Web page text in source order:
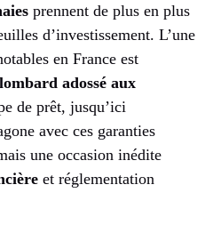
prennent de plus en plus
d’investissement. L’une
en France est
adossé aux
de prêt, jusqu’ici
avec ces garanties
une occasion inédite
et réglementation